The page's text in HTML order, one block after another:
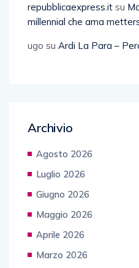
repubblicaexpress.it su
millennial che ama
ugo su Ardi La Para –
Archivio
Agosto 2026
Luglio 2026
Giugno 2026
Maggio 2026
Aprile 2026
Marzo 2026